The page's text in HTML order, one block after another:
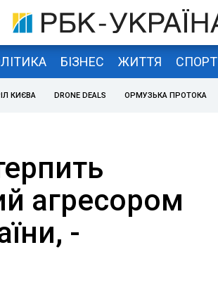
БІЗНЕС ЖИТТЯ СПОРТ
КИЄВА DRONE DEALS ОРМУЗЬКА ПРОТОКА
агресором
-